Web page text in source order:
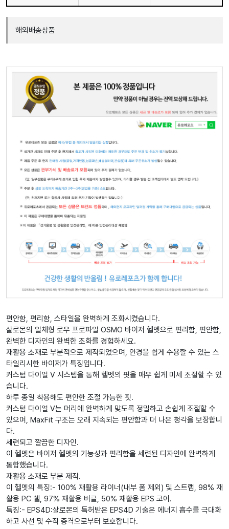
해외배송상품
편안함, 편리함, 스타일을 완벽하게 조화시켰습니다.
살로몬의 일체형 로우 프로파일 OSMO 바이저 헬멧으로 편리함, 편안함,
완벽한 디자인의 완벽한 조화를 경험하세요.
재활용 소재로 부분적으로 제작되었으며, 안경을 쉽게 수용할 수 있는 스
타일리시한 바이저가 특징입니다.
커스텀 다이얼 V 시스템을 통해 헬멧의 핏을 매우 쉽게 미세 조절할 수 있
습니다.
하루 종일 착용해도 편안한 조절 가능한 핏.
커스텀 다이얼 V는 머리에 완벽하게 맞도록 정밀하고 손쉽게 조절할 수
있으며, MaxFit 구조는 오래 지속되는 편안함과 더 나은 청각을 보장합니
다.
세련되고 깔끔한 디자인.
이 헬멧은 바이저 헬멧의 기능성과 편리함을 세련된 디자인에 완벽하게
통합했습니다.
재활용 소재로 부분 제작.
이 헬멧의 특징:- 100% 재활용 라이너(내부 폼 제외) 및 스트랩, 98% 재
활용 PC 쉘, 97% 재활용 버클, 50% 재활용 EPS 코어.
특징:- EPS4D:살로몬의 특허받은 EPS4D 기술은 에너지 흡수를 극대화
하고 사선 및 수직 충격으로부터 보호합니다.